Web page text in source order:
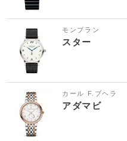
モンブラン
スター
カール F.ブヘラ
アダマビ